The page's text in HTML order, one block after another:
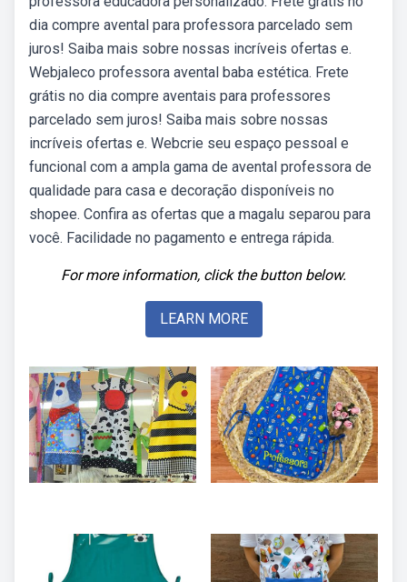
dia compre avental para professora parcelado sem
juros! Saiba mais sobre nossas incríveis ofertas e.
Webjaleco professora avental baba estética. Frete
grátis no dia compre aventais para professores
parcelado sem juros! Saiba mais sobre nossas
incríveis ofertas e. Webcrie seu espaço pessoal e
funcional com a ampla gama de avental professora de
qualidade para casa e decoração disponíveis no
shopee. Confira as ofertas que a magalu separou para
você. Facilidade no pagamento e entrega rápida.
For more information, click the button below.
LEARN MORE